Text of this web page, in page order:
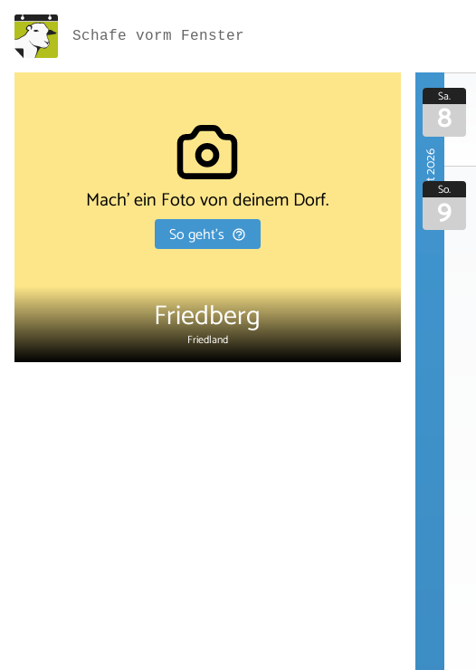
Schafe vorm Fenster
Mach' ein Foto von deinem Dorf.
So geht's
Friedberg
Friedland
August 2026
Sa.
8
So.
9